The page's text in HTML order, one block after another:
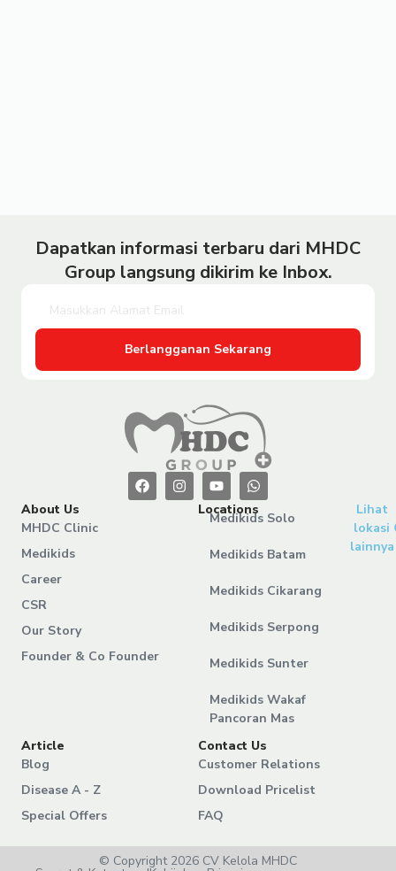
Dapatkan informasi terbaru dari MHDC
Group langsung dikirim ke Inbox.
Berlangganan Sekarang
About Us
MHDC Clinic
Medikids
Career
CSR
Our Story
Founder & Co Founder
Locations
Medikids Solo
Medikids Batam
Medikids Cikarang
Medikids Serpong
Medikids Sunter
Medikids Wakaf
Pancoran Mas
Lihat
lokasi
lainnya
Article
Blog
Disease A - Z
Special Offers
Contact Us
Customer Relations
Download Pricelist
FAQ
© Copyright 2026 CV Kelola MHDC